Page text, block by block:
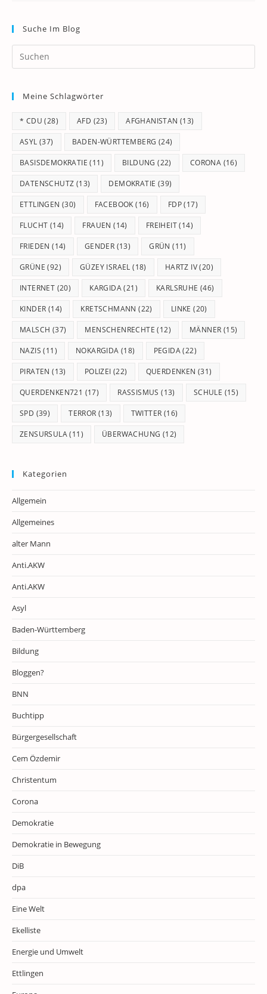
Suche Im Blog
Meine Schlagwörter
* CDU (28) AFD (23) AFGHANISTAN (13)
ASYL (37) BADEN-WÜRTTEMBERG (24)
BASISDEMOKRATIE (11) BILDUNG (22) CORONA (16)
DATENSCHUTZ (13) DEMOKRATIE (39)
ETTLINGEN (30) FACEBOOK (16) FDP(17)
FLUCHT (14) FRAUEN (14) FREIHEIT(14)
FRIEDEN (14) GENDER (13) GRÜN (11)
GRÜNE (92) GÜZEY ISRAEL (18) HARTZ IV(20)
INTERNET (20) KARGIDA(21) KARLSRUHE (46)
KINDER (14) KRETSCHMANN (22) LINKE (20)
MALSCH (37) MENSCHENRECHTE (12) MÄNNER (15)
NAZIS (11) NOKARGIDA (18) PEGIDA(22)
PIRATEN (13) POLIZEI (22) QUERDENKEN (31)
QUERDENKEN721 (17) RASSISMUS (13) SCHULE (15)
SPD (39) TERROR (13) TWITTER (16)
ZENSURSULA(11) ÜBERWACHUNG (12)
Kategorien
Allgemein
Allgemeines
alter Mann
Anti.AKW
Anti.AKW
Asyl
Baden-Württemberg
Bildung
Bloggen?
BNN
Buchtipp
Bürgergesellschaft
Cem Özdemir
Christentum
Corona
Demokratie
Demokratie in Bewegung
DiB
dpa
Eine Welt
Ekelliste
Energie und Umwelt
Ettlingen